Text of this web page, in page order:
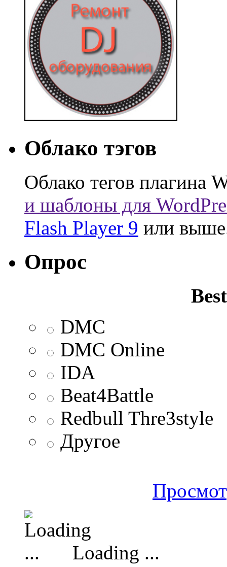
Облако тэгов
Облако тегов плагина
и шаблоны для
Flash Player 9 или
Опрос
DMC
DMC Online
IDA
Beat4Battle
Redbull Thre3style
Другое
Loading ...